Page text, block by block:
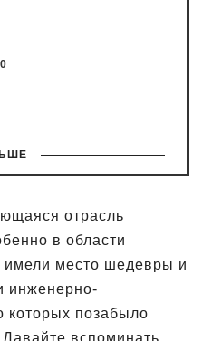
отрасль
в области
имели место шедевры и
инженерно-
которых позабыло
вспоминать